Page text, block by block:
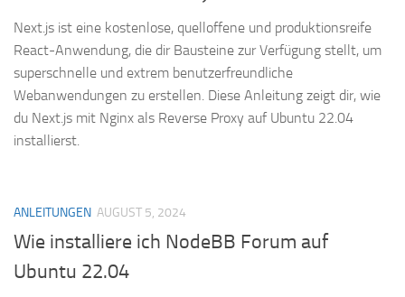
Next.js ist eine kostenlose, quelloffene und produktionsreife
React-Anwendung, die dir Bausteine zur Verfügung stellt, um
superschnelle und extrem benutzerfreundliche
Webanwendungen zu erstellen. Diese Anleitung zeigt dir, wie
du Next.js mit Nginx als Reverse Proxy auf Ubuntu 22.04
installierst.
ANLEITUNGEN AUGUST 5, 2024
Wie installiere ich NodeBB Forum auf
Ubuntu 22.04